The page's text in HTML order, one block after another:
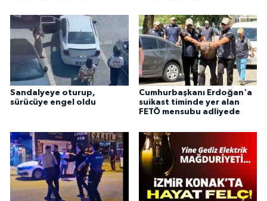
Sandalyeye oturup,
sürücüye engel oldu
Cumhurbaşkanı Erdoğan'a
suikast timinde yer alan
FETÖ mensubu adliyede